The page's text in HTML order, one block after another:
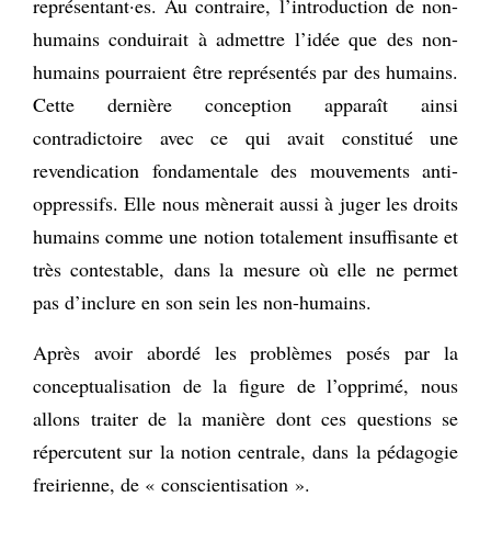
humains conduirait à admettre l’idée que des non-
humains pourraient être représentés par des humains.
Cette dernière conception apparaît ainsi
contradictoire avec ce qui avait constitué une
revendication fondamentale des mouvements anti-
oppressifs. Elle nous mènerait aussi à juger les droits
humains comme une notion totalement insuffisante et
très contestable, dans la mesure où elle ne permet
pas d’inclure en son sein les non-humains.
Après avoir abordé les problèmes posés par la
conceptualisation de la figure de l’opprimé, nous
allons traiter de la manière dont ces questions se
répercutent sur la notion centrale, dans la pédagogie
freirienne, de « conscientisation ».